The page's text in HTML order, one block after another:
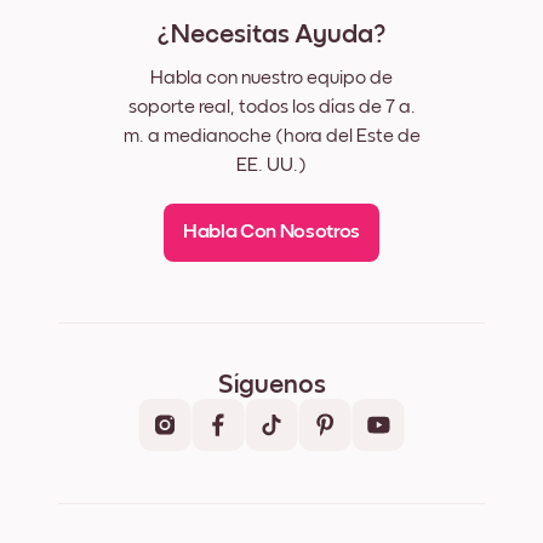
¿Necesitas Ayuda?
Habla con nuestro equipo de
soporte real, todos los días de 7 a.
m. a medianoche (hora del Este de
EE. UU.)
Habla Con Nosotros
Síguenos